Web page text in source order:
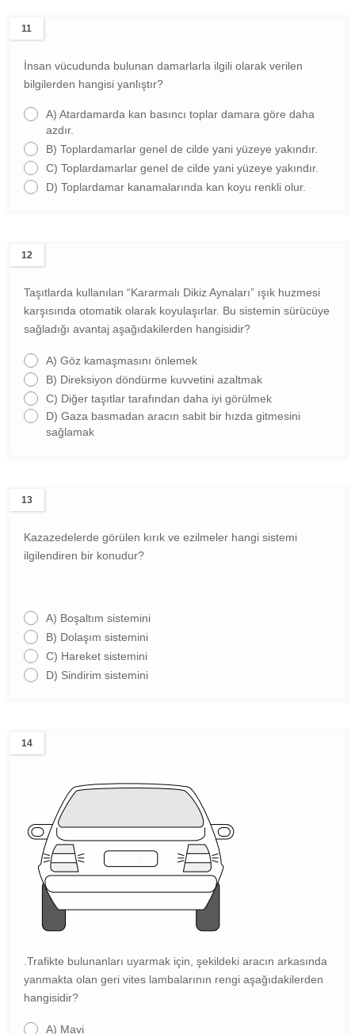
11
İnsan vücudunda bulunan damarlarla ilgili olarak verilen
bilgilerden hangisi yanlıştır?
A) Atardamarda kan basıncı toplar damara göre daha
azdır.
B) Toplardamarlar genel de cilde yani yüzeye yakındır.
C) Toplardamarlar genel de cilde yani yüzeye yakındır.
D) Toplardamar kanamalarında kan koyu renkli olur.
12
Taşıtlarda kullanılan “Kararmalı Dikiz Aynaları” ışık huzmesi
karşısında otomatik olarak koyulaşırlar. Bu sistemin sürücüye
sağladığı avantaj aşağıdakilerden hangisidir?
A) Göz kamaşmasını önlemek
B) Direksiyon döndürme kuvvetini azaltmak
C) Diğer taşıtlar tarafından daha iyi görülmek
D) Gaza basmadan aracın sabit bir hızda gitmesini
sağlamak
13
Kazazedelerde görülen kırık ve ezilmeler hangi sistemi
ilgilendiren bir konudur?
A) Boşaltım sistemini
B) Dolaşım sistemini
C) Hareket sistemini
D) Sindirim sistemini
14
.Trafikte bulunanları uyarmak için, şekildeki aracın arkasında
yanmakta olan geri vites lambalarının rengi aşağıdakilerden
hangisidir?
A) Mavi